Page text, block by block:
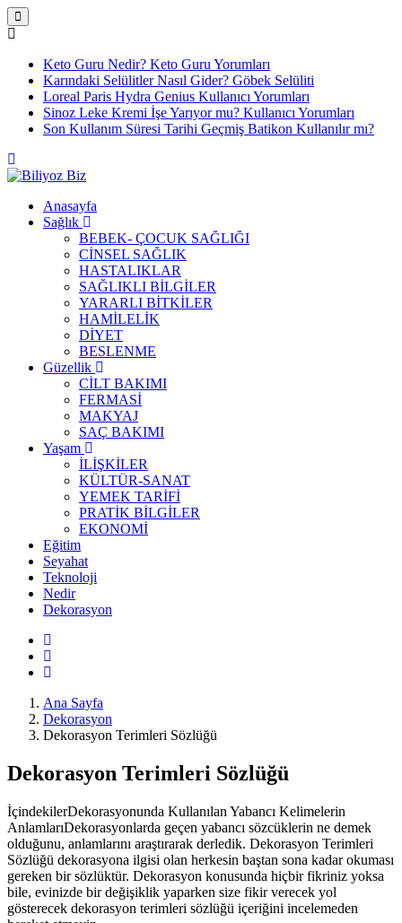
Keto Guru Nedir? Keto Guru Yorumları
Karındaki Selülitler Nasıl Gider? Göbek Selüliti
Loreal Paris Hydra Genius Kullanıcı Yorumları
Sinoz Leke Kremi İşe Yarıyor mu? Kullanıcı Yorumları
Son Kullanım Süresi Tarihi Geçmiş Batikon Kullanılır mı?
Anasayfa
Sağlık
BEBEK- ÇOCUK SAĞLIĞI
CİNSEL SAĞLIK
HASTALIKLAR
SAĞLIKLI BİLGİLER
YARARLI BİTKİLER
HAMİLELİK
DİYET
BESLENME
Güzellik
CİLT BAKIMI
FERMASİ
MAKYAJ
SAÇ BAKIMI
Yaşam
İLİŞKİLER
KÜLTÜR-SANAT
YEMEK TARİFİ
PRATİK BİLGİLER
EKONOMİ
Eğitim
Seyahat
Teknoloji
Nedir
Dekorasyon
Ana Sayfa
Dekorasyon
Dekorasyon Terimleri Sözlüğü
Dekorasyon Terimleri Sözlüğü
İçindekilerDekorasyonunda Kullanılan Yabancı Kelimelerin
AnlamlarıDekorasyonlarda geçen yabancı sözcüklerin ne demek
olduğunu, anlamlarını araştırarak derledik. Dekorasyon Terimleri
Sözlüğü dekorasyona ilgisi olan herkesin baştan sona kadar okuması
gereken bir sözlüktür. Dekorasyon konusunda hiçbir fikriniz yoksa
bile, evinizde bir değişiklik yaparken size fikir verecek yol
gösterecek dekorasyon terimleri sözlüğü içeriğini incelemeden